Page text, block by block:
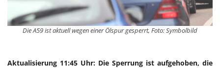
Die A59 ist aktuell wegen einer Ölspur gesperrt, Foto: Symbolbild
Aktualisierung 11:45 Uhr: Die Sperrung ist aufgehoben, die